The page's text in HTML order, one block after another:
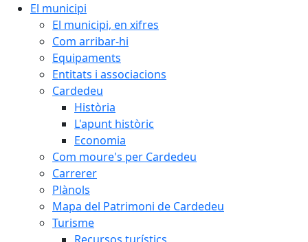
El municipi
El municipi, en xifres
Com arribar-hi
Equipaments
Entitats i associacions
Cardedeu
Història
L'apunt històric
Economia
Com moure's per Cardedeu
Carrerer
Plànols
Mapa del Patrimoni de Cardedeu
Turisme